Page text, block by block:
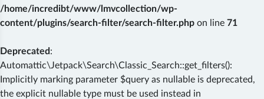
/home/incredibt/www/lmvcollection/wp-
content/plugins/search-filter/search-filter.php on line 71
Deprecated :
Automattic\Jetpack\Search\Classic_Search::get_filters():
Implicitly marking parameter $query as nullable is deprecated,
the explicit nullable type must be used instead in